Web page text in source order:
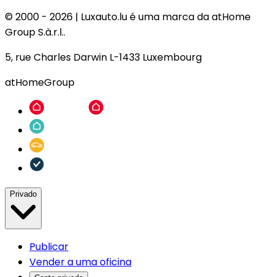
© 2000 - 2026 | Luxauto.lu é uma marca da atHome
Group S.à.r.l..
5, rue Charles Darwin L-1433 Luxembourg
atHomeGroup
Privado
Publicar
Vender a uma oficina